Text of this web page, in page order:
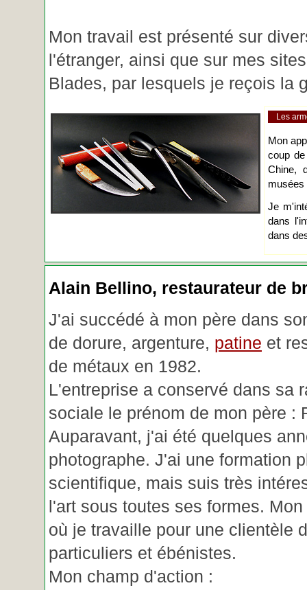
Mon travail est présenté sur
l'étranger, ainsi que sur mes
Blades, par lesquels je reçois la
Les
Mon
coup
Chine,
musées
Je
dans
dans
Alain Bellino, restaurateur de
J'ai succédé à mon père dans
de dorure, argenture, patine et
de métaux en 1982.
L'entreprise a conservé dans sa
sociale le prénom de mon père :
Auparavant, j'ai été quelques
photographe. J'ai une formation
scientifique, mais suis très
l'art sous toutes ses formes.
où je travaille pour une clientèle
particuliers et ébénistes.
Mon champ d'action :